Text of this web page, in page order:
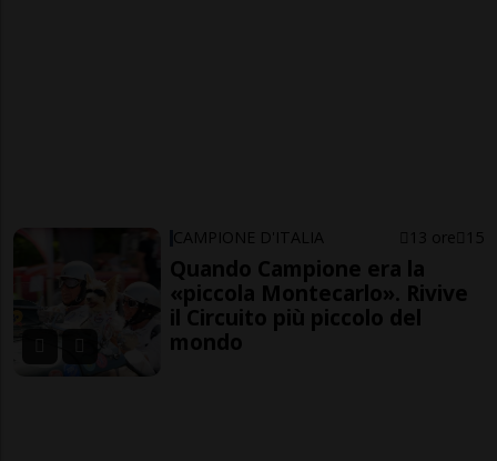
CAMPIONE D'ITALIA 13 ore 15
Quando Campione era la
«piccola Montecarlo». Rivive
il Circuito più piccolo del
mondo